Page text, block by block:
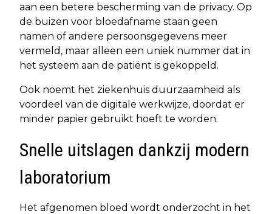
aan een betere bescherming van de privacy. Op
de buizen voor bloedafname staan geen
namen of andere persoonsgegevens meer
vermeld, maar alleen een uniek nummer dat in
het systeem aan de patiënt is gekoppeld.
Ook noemt het ziekenhuis duurzaamheid als
voordeel van de digitale werkwijze, doordat er
minder papier gebruikt hoeft te worden.
Snelle uitslagen dankzij modern
laboratorium
Het afgenomen bloed wordt onderzocht in het